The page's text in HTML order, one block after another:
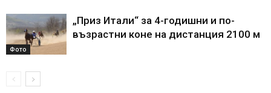
Фото
„Приз Итали“ за 4-годишни и по-
възрастни коне на дистанция 2100 м